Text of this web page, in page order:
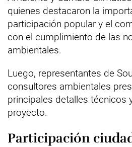
quienes destacaron la
participación popular y el
con el cumplimiento de las
ambientales.
Luego, representantes de
consultores ambientales
principales detalles técnicos
proyecto.
Participación